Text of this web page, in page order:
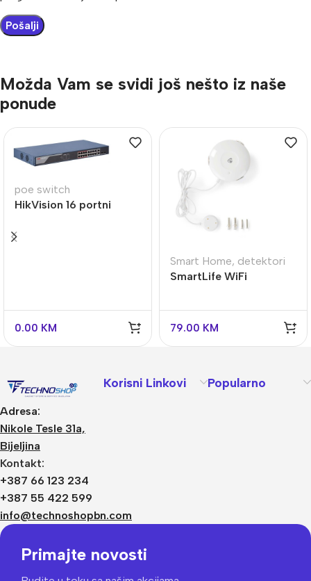
Možda Vam se svidi još nešto iz naše
ponude
poe switch
HikVision 16 portni
0.00 KM
Smart Home, detektori
SmartLife WiFi
79.00 KM
Adresa:
Nikole Tesle 31a,
Bijeljina
Kontakt:
+387 66 123 234
+387 55 422 599
info@technoshopbn.com
Korisni Linkovi Popularno
Primajte novosti